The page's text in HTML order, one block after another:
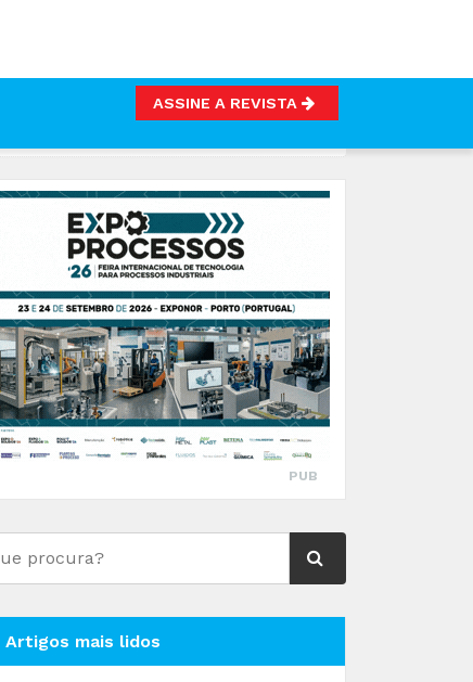
ASSINE A REVISTA
PUB
Artigos mais lidos